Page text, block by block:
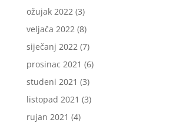
ožujak 2022 (3)
veljača 2022 (8)
siječanj 2022 (7)
prosinac 2021 (6)
studeni 2021 (3)
listopad 2021 (3)
rujan 2021 (4)